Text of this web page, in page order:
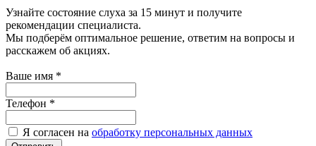
Узнайте состояние слуха за 15 минут и получите
рекомендации специалиста.
Мы подберём оптимальное решение, ответим на вопросы и
расскажем об акциях.
Ваше имя *
Телефон *
Я согласен на обработку персональных данных